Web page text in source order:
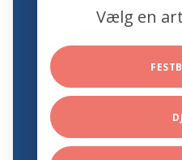
Vælg en